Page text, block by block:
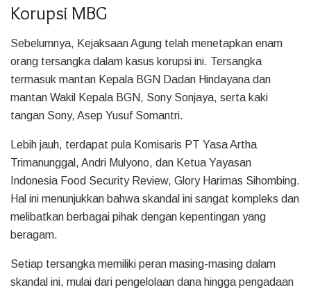
Korupsi MBG
Sebelumnya, Kejaksaan Agung telah menetapkan enam
orang tersangka dalam kasus korupsi ini. Tersangka
termasuk mantan Kepala BGN Dadan Hindayana dan
mantan Wakil Kepala BGN, Sony Sonjaya, serta kaki
tangan Sony, Asep Yusuf Somantri.
Lebih jauh, terdapat pula Komisaris PT Yasa Artha
Trimanunggal, Andri Mulyono, dan Ketua Yayasan
Indonesia Food Security Review, Glory Harimas Sihombing.
Hal ini menunjukkan bahwa skandal ini sangat kompleks dan
melibatkan berbagai pihak dengan kepentingan yang
beragam.
Setiap tersangka memiliki peran masing-masing dalam
skandal ini, mulai dari pengelolaan dana hingga pengadaan